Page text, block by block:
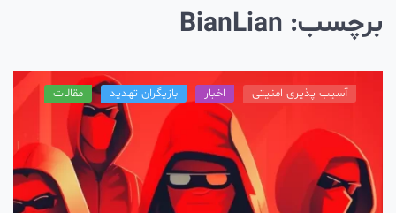
BianLian
آسیب پذیری امنیتی بازیگران تهدید مقالات